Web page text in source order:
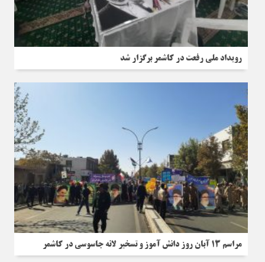
رویداد ملی رفعت در کاشمر برگزار شد
مراسم 13 آبان روز دانش آموز و تسخیر لانه جاسوسی در کاشمر